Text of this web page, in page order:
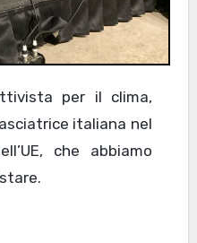
italiana nel
che abbiamo